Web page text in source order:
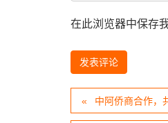
在此浏览器中保存
中阿侨商合作，